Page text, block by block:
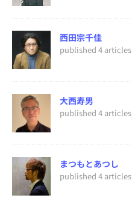
西田宗千佳
published 4 articles
大西寿男
published 4 articles
まつもとあつし
published 4 articles